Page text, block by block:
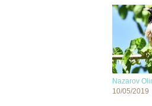
Nazarov
10/05/2019